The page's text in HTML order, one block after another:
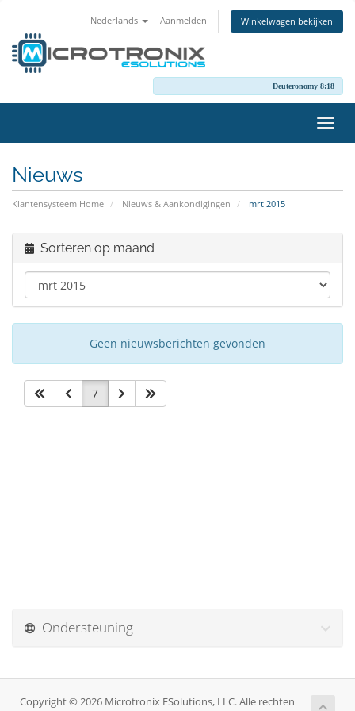
Nederlands Aanmelden Winkelwagen bekijken
Deuteronomy 8:18
in-/
Nieuws
Klantensysteem Home Nieuws & Aankondigingen mrt 2015
Sorteren op maand
Geen nieuwsberichten gevonden
7
Ondersteuning
Copyright © 2026 Microtronix ESolutions, LLC. Alle rechten